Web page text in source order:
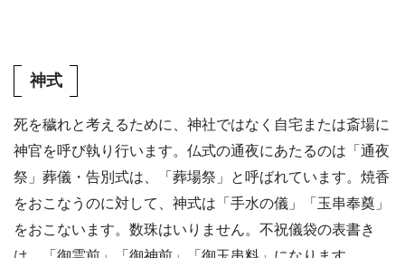
神式
死を穢れと考えるために、神社ではなく自宅または斎場に
神官を呼び執り行います。仏式の通夜にあたるのは「通夜
祭」葬儀・告別式は、「葬場祭」と呼ばれています。焼香
をおこなうのに対して、神式は「手水の儀」「玉串奉奠」
をおこないます。数珠はいりません。不祝儀袋の表書き